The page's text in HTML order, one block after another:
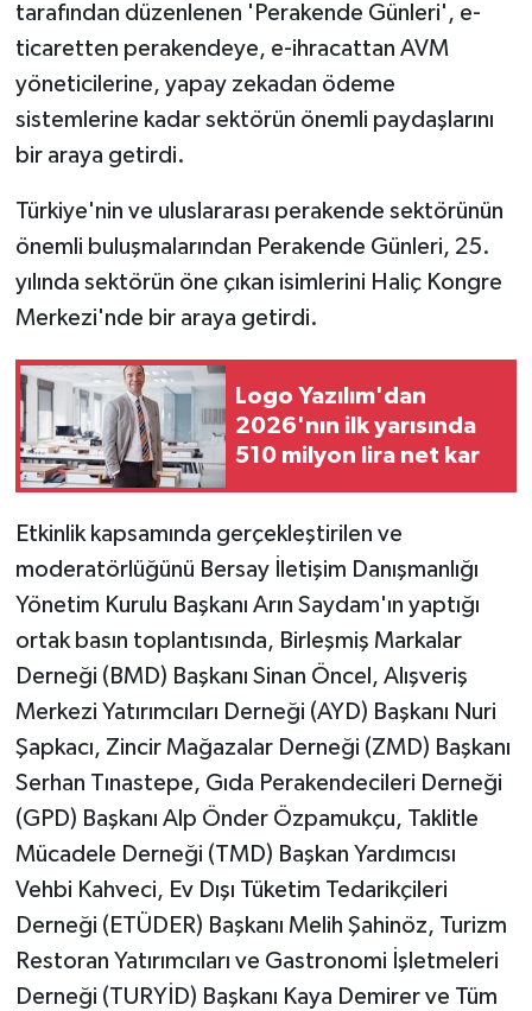
tarafından düzenlenen 'Perakende Günleri', e-
ticaretten perakendeye, e-ihracattan AVM
yöneticilerine, yapay zekadan ödeme
sistemlerine kadar sektörün önemli paydaşlarını
bir araya getirdi.
Türkiye'nin ve uluslararası perakende sektörünün
önemli buluşmalarından Perakende Günleri, 25.
yılında sektörün öne çıkan isimlerini Haliç Kongre
Merkezi'nde bir araya getirdi.
Logo Yazılım'dan
2026'nın ilk yarısında
510 milyon lira net kar
Etkinlik kapsamında gerçekleştirilen ve
moderatörlüğünü Bersay İletişim Danışmanlığı
Yönetim Kurulu Başkanı Arın Saydam'ın yaptığı
ortak basın toplantısında, Birleşmiş Markalar
Derneği (BMD) Başkanı Sinan Öncel, Alışveriş
Merkezi Yatırımcıları Derneği (AYD) Başkanı Nuri
Şapkacı, Zincir Mağazalar Derneği (ZMD) Başkanı
Serhan Tınastepe, Gıda Perakendecileri Derneği
(GPD) Başkanı Alp Önder Özpamukçu, Taklitle
Mücadele Derneği (TMD) Başkan Yardımcısı
Vehbi Kahveci, Ev Dışı Tüketim Tedarikçileri
Derneği (ETÜDER) Başkanı Melih Şahinöz, Turizm
Restoran Yatırımcıları ve Gastronomi İşletmeleri
Derneği (TURYİD) Başkanı Kaya Demirer ve Tüm